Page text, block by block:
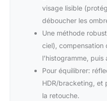
visage lisible
déboucher les
Une méthode
ciel), compensation
l’histogramme, puis
Pour équilibrer:
HDR/bracketing, et
la retouche.